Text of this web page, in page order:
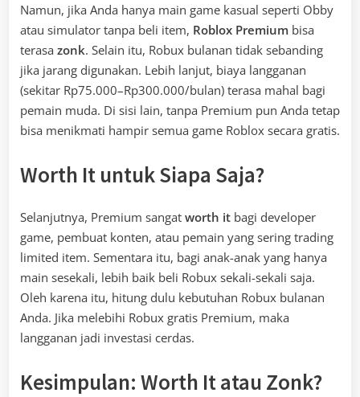
Namun, jika Anda hanya main game kasual seperti Obby
atau simulator tanpa beli item, Roblox Premium bisa
terasa zonk. Selain itu, Robux bulanan tidak sebanding
jika jarang digunakan. Lebih lanjut, biaya langganan
(sekitar Rp75.000–Rp300.000/bulan) terasa mahal bagi
pemain muda. Di sisi lain, tanpa Premium pun Anda tetap
bisa menikmati hampir semua game Roblox secara gratis.
Worth It untuk Siapa Saja?
Selanjutnya, Premium sangat worth it bagi developer
game, pembuat konten, atau pemain yang sering trading
limited item. Sementara itu, bagi anak-anak yang hanya
main sesekali, lebih baik beli Robux sekali-sekali saja.
Oleh karena itu, hitung dulu kebutuhan Robux bulanan
Anda. Jika melebihi Robux gratis Premium, maka
langganan jadi investasi cerdas.
Kesimpulan: Worth It atau Zonk?